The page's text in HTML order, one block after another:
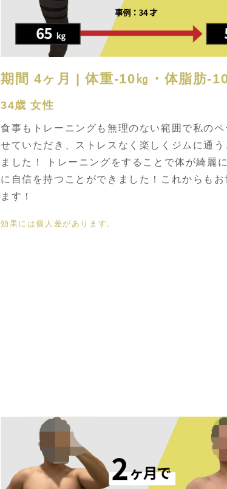
期間 4ヶ月 | 体重-10㎏・体脂肪-
34歳 女性
食事もトレーニングも無理のない範囲で私のペ
せていただき、ストレスなく楽しくジムに通う
ました！ トレーニングをすることで体が綺麗
に自信を持つことができました！これからもお
ます！
効果には個人差があります。